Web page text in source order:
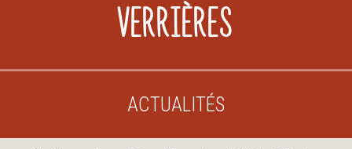
Verrières
ACTUALITÉS